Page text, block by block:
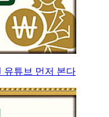
유튜브 먼저 본다